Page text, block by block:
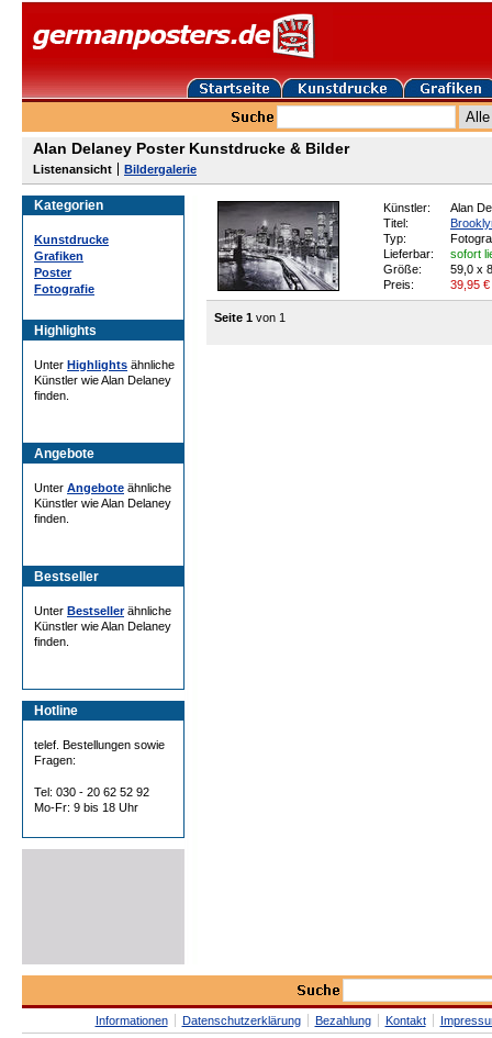
Alan Delaney Poster Kunstdrucke & Bilder
Listenansicht Bildergalerie
Kategorien
Kunstdrucke
Grafiken
Poster
Fotografie
Highlights
Unter Highlights ähnliche
Künstler wie Alan Delaney
finden.
Angebote
Unter Angebote ähnliche
Künstler wie Alan Delaney
finden.
Bestseller
Unter Bestsellerähnliche
Künstler wie Alan Delaney
finden.
Hotline
telef. Bestellungen sowie
Fragen:
Tel: 030 - 20 62 52 92
Mo-Fr: 9 bis 18 Uhr
Künstler:
Alan
Titel:
Typ:
Lieferbar:
sofort
Größe:
59,0 x
Preis:
39,95 €
Seite 1 von 1
Informationen Datenschutzerklärung Bezahlung Kontakt